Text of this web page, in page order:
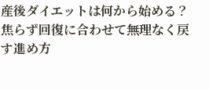
産後ダイエットは何から始める？
焦らず回復に合わせて無理なく戻
す進め方